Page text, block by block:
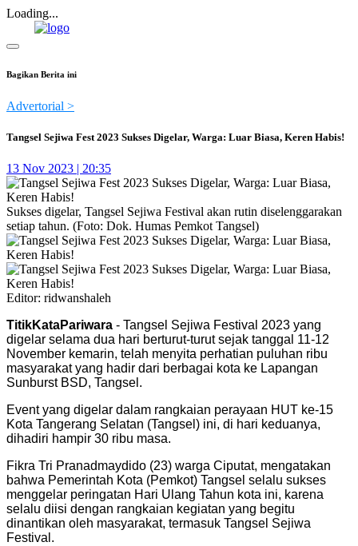
Loading...
Bagikan Berita ini
Advertorial >
Tangsel Sejiwa Fest 2023 Sukses Digelar, Warga: Luar Biasa, Keren Habis!
13 Nov 2023 | 20:35
Sukses digelar, Tangsel Sejiwa Festival akan rutin diselenggarakan
setiap tahun. (Foto: Dok. Humas Pemkot Tangsel)
Editor: ridwanshaleh
TitikKataPariwara - Tangsel Sejiwa Festival 2023 yang
digelar selama dua hari berturut-turut sejak tanggal 11-12
November kemarin, telah menyita perhatian puluhan ribu
masyarakat yang hadir dari berbagai kota ke Lapangan
Sunburst BSD, Tangsel.
Event yang digelar dalam rangkaian perayaan HUT ke-15
Kota Tangerang Selatan (Tangsel) ini, di hari keduanya,
dihadiri hampir 30 ribu masa.
Fikra Tri Pranadmaydido (23) warga Ciputat, mengatakan
bahwa Pemerintah Kota (Pemkot) Tangsel selalu sukses
menggelar peringatan Hari Ulang Tahun kota ini, karena
selalu diisi dengan rangkaian kegiatan yang begitu
dinantikan oleh masyarakat, termasuk Tangsel Sejiwa
Festival.